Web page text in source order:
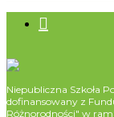
Niepubliczna Szkoła
dofinansowany z
Różnorodności" w